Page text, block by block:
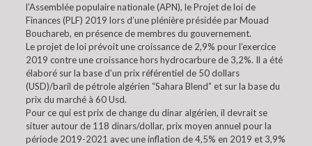
l’Assemblée populaire nationale (APN), le Projet de loi de
Finances (PLF) 2019 lors d’une plénière présidée par Mouad
Bouchareb, en présence de membres du gouvernement.
Le projet de loi prévoit une croissance de 2,9% pour l’exercice
2019 contre une croissance hors hydrocarbure de 3,2%. Il a été
élaboré sur la base d’un prix référentiel de 50 dollars
(USD)/baril de pétrole algérien “Sahara Blend” et sur la base du
prix du marché à 60 Usd.
Pour ce qui est prix de change du dinar algérien, il devrait se
situer autour de 118 dinars/dollar, prix moyen annuel pour la
période 2019-2021 avec une inflation de 4,5% en 2019 et 3,9%